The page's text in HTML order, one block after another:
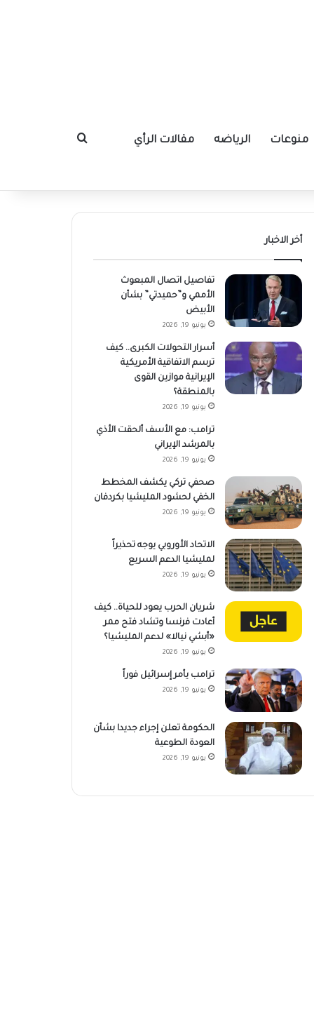
منوعات الرياضه مقالات الرأي بحث عن
أخر الاخبار
تفاصيل اتصال المبعوث
الأممي و”حميدتي” بشأن
الأبيض
يونيو 19, 2026
أسرار التحولات الكبرى.. كيف
ترسم الاتفاقية الأمريكية
الإيرانية موازين القوى
بالمنطقة؟
يونيو 19, 2026
ترامب: مع الأسف ألحقت الأذي
بالمرشد الإيراني
يونيو 19, 2026
صحفي تركي يكشف المخطط
الخفي لحشود المليشيا بكردفان
يونيو 19, 2026
الاتحاد الأوروبي يوجه تحذيراً
لمليشيا الدعم السريع
يونيو 19, 2026
شريان الحرب يعود للحياة.. كيف
أعادت فرنسا وتشاد فتح ممر
«أبشي نيالا» لدعم المليشيا؟
يونيو 19, 2026
ترامب يأمر إسرائيل فوراً
يونيو 19, 2026
الحكومة تعلن إجراء جديدا بشأن
العودة الطوعية
يونيو 19, 2026